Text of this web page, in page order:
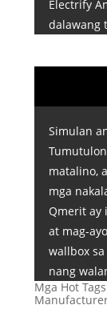
Electrify
dalawang
Simulan
matalino,
mga
Qmerit ay
at mag-
wallbox
nang
Mga Hot